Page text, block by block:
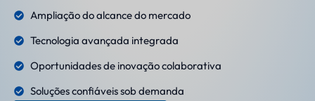
Ampliação do alcance do mercado
Tecnologia avançada integrada
Oportunidades de inovação colaborativa
Soluções confiáveis sob demanda